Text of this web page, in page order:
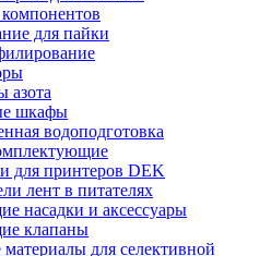
для пайки
азота
шкафы
водоподготовка
для принтеров DEK
лент в питателях
насадки и аксессуары
клапаны
для селективной